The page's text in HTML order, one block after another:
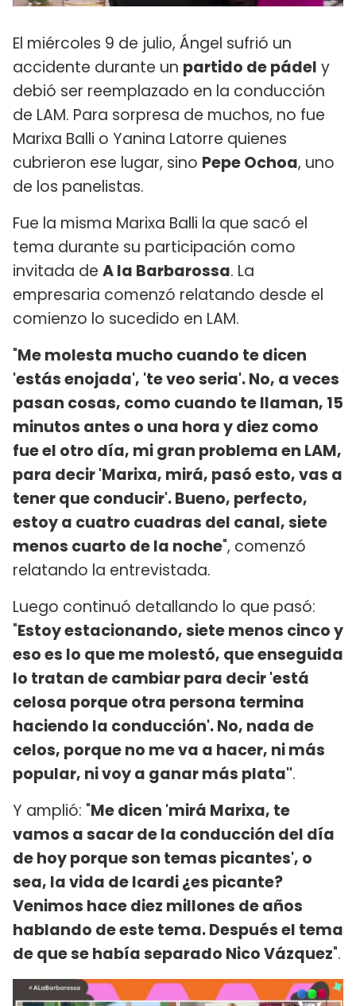
El miércoles 9 de julio, Ángel sufrió un
accidente durante un partido de pádel y
debió ser reemplazado en la conducción
de LAM. Para sorpresa de muchos, no fue
Marixa Balli o Yanina Latorre quienes
cubrieron ese lugar, sino Pepe Ochoa, uno
de los panelistas.
Fue la misma Marixa Balli la que sacó el
tema durante su participación como
invitada de A la Barbarossa. La
empresaria comenzó relatando desde el
comienzo lo sucedido en LAM.
"Me molesta mucho cuando te dicen
'estás enojada', 'te veo seria'. No, a veces
pasan cosas, como cuando te llaman, 15
minutos antes o una hora y diez como
fue el otro día, mi gran problema en LAM,
para decir 'Marixa, mirá, pasó esto, vas a
tener que conducir'. Bueno, perfecto,
estoy a cuatro cuadras del canal, siete
menos cuarto de la noche", comenzó
relatando la entrevistada.
Luego continuó detallando lo que pasó:
"Estoy estacionando, siete menos cinco y
eso es lo que me molestó, que enseguida
lo tratan de cambiar para decir 'está
celosa porque otra persona termina
haciendo la conducción'. No, nada de
celos, porque no me va a hacer, ni más
popular, ni voy a ganar más plata".
Y amplió: "Me dicen 'mirá Marixa, te
vamos a sacar de la conducción del día
de hoy porque son temas picantes', o
sea, la vida de Icardi ¿es picante?
Venimos hace diez millones de años
hablando de este tema. Después el tema
de que se había separado Nico Vázquez".